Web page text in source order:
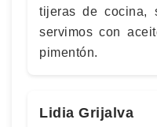
tijeras de cocina,
servimos con
pimentón.
Lidia Grijalva